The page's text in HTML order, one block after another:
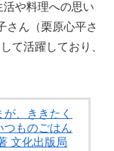
や料理への思い
さん（栗原心平さ
て活躍しており、
が、ききたく
ものごはん
文化出版局